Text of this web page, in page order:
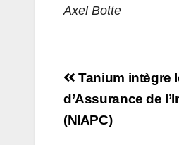
Axel Botte
Navigation
de
l’article
Tanium intègre
d’Assurance de
(NIAPC)